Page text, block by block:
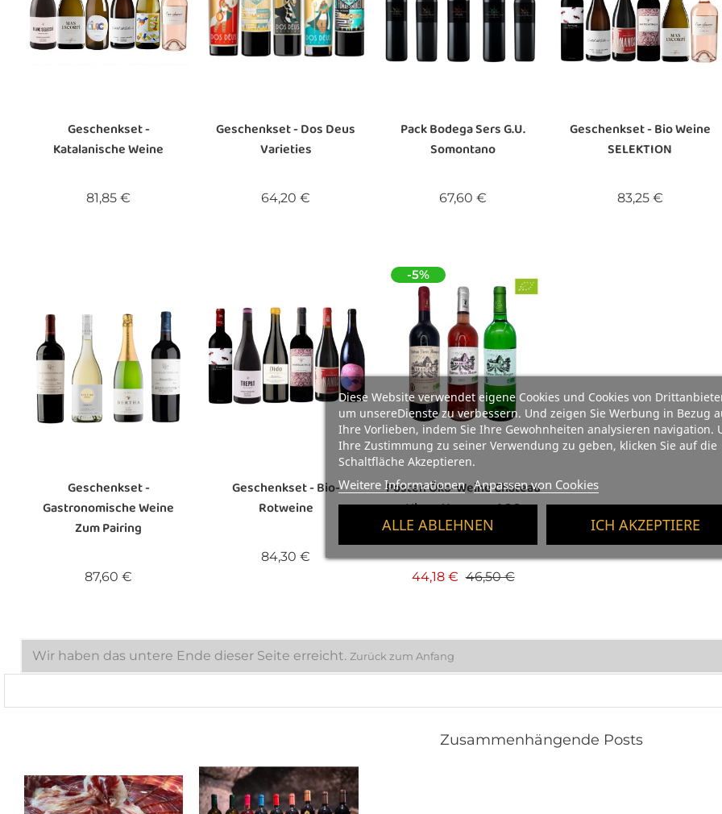
Diese Website verwendet eigene Cookies und Cookies von
um unsereDienste zu verbessern. Und zeigen Sie Werbung in Bezug
Ihre Vorlieben, indem Sie Ihre Gewohnheiten analysieren navigation.
Ihre Zustimmung zu seiner Verwendung zu geben, klicken Sie auf die
Schaltfläche Akzeptieren.
Weitere Informationen Anpassen von Cookies
ALLE ABLEHNEN ICH AKZEPTIERE
Geschenkset -
Katalanische Weine
81,85 €
Geschenkset - Dos Deus
Varieties
64,20 €
Pack Bodega Sers G.U.
Somontano
67,60 €
Geschenkset - Bio Weine
SELEKTION
83,25 €Preis
Geschenkset -
Gastronomische Weine
Zum Pairing
87,60 €
Geschenkset - Bio-
Rotweine
84,30 € Preis
-5%
Posten Öko-Weine Château
Vieux Mougnac AOC
Bordeaux
44,18 € Verkaufspreis
46,50 €Preis
Wir haben das untere Ende dieser Seite erreicht. Zurück zum Anfang
Zusammenhängende Posts